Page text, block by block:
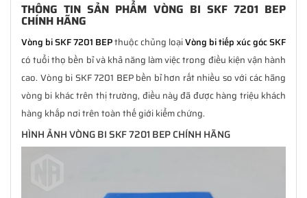
THÔNG TIN SẢN PHẨM VÒNG BI SKF 7201 BEP
CHÍNH HÃNG
Vòng bi SKF 7201 BEPthuộc chủng loạiVòng bi tiếp xúc góc SKF
có tuổi thọ bền bỉ và khả năng làm việc trong điều kiện vận hành
cao. Vòng bi SKF 7201 BEP bền bỉ hơn rất nhiều so với các hãng
vòng bi khác trên thị trường, điều này đã được hàng triệu khách
hàng khắp nơi trên toàn thế giới kiểm chứng.
HÌNH ẢNH VÒNG BI SKF 7201 BEP CHÍNH HÃNG